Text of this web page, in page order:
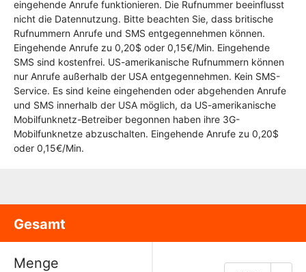
eingehende Anrufe funktionieren. Die Rufnummer beeinflusst
nicht die Datennutzung. Bitte beachten Sie, dass britische
Rufnummern Anrufe und SMS entgegennehmen können.
Eingehende Anrufe zu 0,20$ oder 0,15€/Min. Eingehende
SMS sind kostenfrei. US-amerikanische Rufnummern können
nur Anrufe außerhalb der USA entgegennehmen. Kein SMS-
Service. Es sind keine eingehenden oder abgehenden Anrufe
und SMS innerhalb der USA möglich, da US-amerikanische
Mobilfunknetz-Betreiber begonnen haben ihre 3G-
Mobilfunknetze abzuschalten. Eingehende Anrufe zu 0,20$
oder 0,15€/Min.
Gesamt
Menge